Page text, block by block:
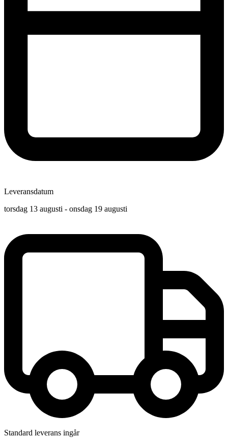
Leveransdatum
torsdag 13 augusti - onsdag 19 augusti
Standard leverans ingår